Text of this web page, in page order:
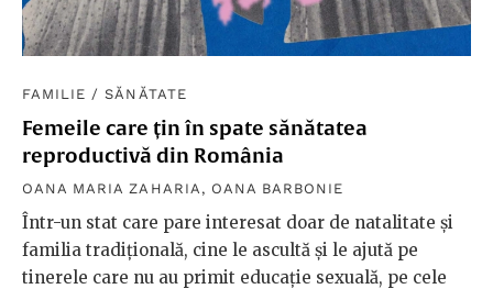
FAMILIE /SĂNĂTATE
Femeile care țin în spate sănătatea
reproductivă din România
OANA MARIA ZAHARIA , OANA BARBONIE
Într-un stat care pare interesat doar de natalitate și
familia tradițională, cine le ascultă și le ajută pe
tinerele care nu au primit educație sexuală, pe cele